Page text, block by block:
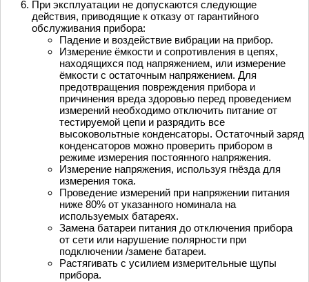
При эксплуатации не допускаются следующие
действия, приводящие к отказу от гарантийного
обслуживания прибора:
Падение и воздействие вибрации на прибор.
Измерение ёмкости и сопротивления в цепях,
находящихся под напряжением, или измерение
ёмкости с остаточным напряжением. Для
предотвращения повреждения прибора и
причинения вреда здоровью перед проведением
измерений необходимо отключить питание от
тестируемой цепи и разрядить все
высоковольтные конденсаторы. Остаточный заряд
конденсаторов можно проверить прибором в
режиме измерения постоянного напряжения.
Измерение напряжения, используя гнёзда для
измерения тока.
Проведение измерений при напряжении питания
ниже 80% от указанного номинала на
используемых батареях.
Замена батареи питания до отключения прибора
от сети или нарушение полярности при
подключении /замене батареи.
Растягивать с усилием измерительные щупы
прибора.